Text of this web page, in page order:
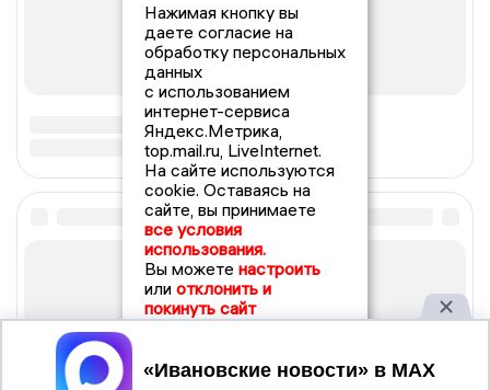
Нажимая кнопку вы
даете согласие на
обработку персональных
данных
с использованием
интернет-сервиса
Яндекс.Метрика,
top.mail.ru, LiveInternet.
На сайте используются
cookie. Оставаясь на
сайте, вы принимаете
все условия
использования.
Вы можете настроить
или отклонить и
покинуть сайт
Принять